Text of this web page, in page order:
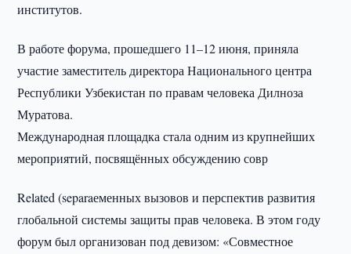
институтов.
В работе форума, прошедшего 11–12 июня, приняла
участие заместитель директора Национального центра
Республики Узбекистан по правам человека Дилноза
Муратова.
Международная площадка стала одним из крупнейших
мероприятий, посвящённых обсуждению совр
Related (separaеменных вызовов и перспектив развития
глобальной системы защиты прав человека. В этом году
форум был организован под девизом: «Совместное